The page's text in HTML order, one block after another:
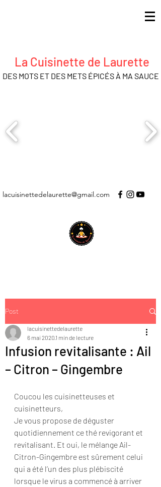
La Cuisinette de Laurette
DES MOTS ET DES METS ÉPICÉS À MA SAUCE
lacuisinettedelaurette@gmail.com
Post
Infusion revitalisante : Ail
– Citron – Gingembre
lacuisinettedelaurette
6 mai 2020 1 min de lecture
Coucou les cuisinetteuses et
cuisinetteurs,
Je vous propose de déguster
quotidiennement ce thé revigorant et
revitalisant. Et oui, le mélange Ail-
Citron-Gingembre est sûrement celui
qui a été l’un des plus plébiscité
lorsque le virus a commencé à arriver